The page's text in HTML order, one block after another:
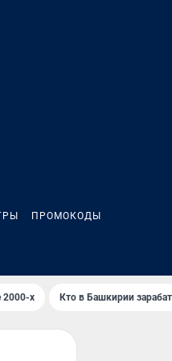
ПРОМОКОДЫ
2000-х Кто в Башкирии